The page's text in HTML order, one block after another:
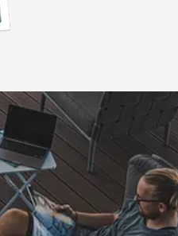
„Alles perfekt, schnell und
einwandfrei geliefert.“
12.04.2026